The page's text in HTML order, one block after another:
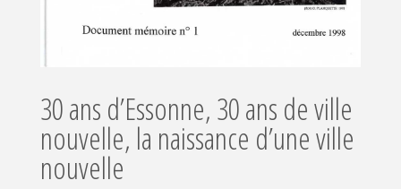
30 ans d’Essonne, 30 ans de ville
nouvelle, la naissance d’une ville
nouvelle